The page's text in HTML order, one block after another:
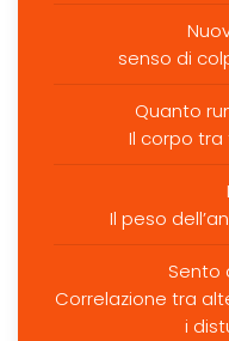
senso di
Quanto
Il corpo tra
Il peso
Sento
Correlazione tra
i